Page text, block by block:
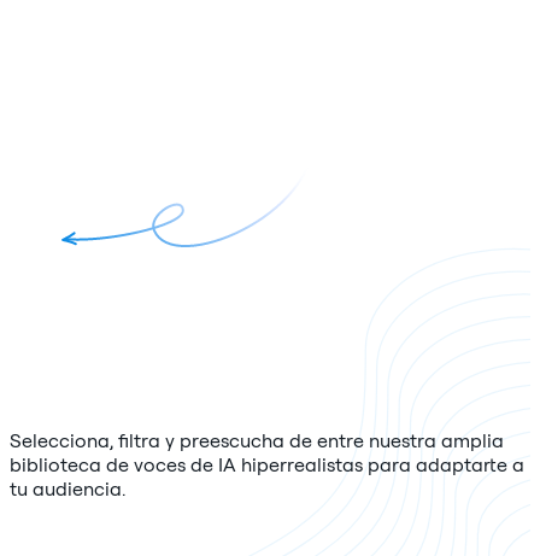
Selecciona, filtra y preescucha de entre nuestra amplia
biblioteca de voces de IA hiperrealistas para adaptarte a
tu audiencia.